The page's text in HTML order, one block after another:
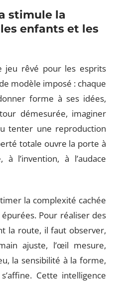
stimule la
enfants et les
jeu rêvé pour les esprits
modèle imposé : chaque
forme à ses idées,
démesurée, imaginer
tenter une reproduction
totale ouvre la porte à
à l’invention, à l’audace
la complexité cachée
Pour réaliser des
la route, il faut observer,
ajuste, l’œil mesure,
la sensibilité à la forme,
Cette intelligence